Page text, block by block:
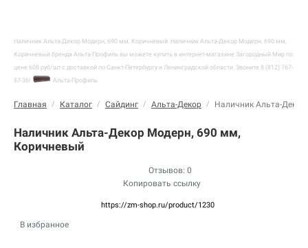
Наличник Альта-Декор Модерн, 690 мм, Коричневый Наличник Альта-Декор Модерн, 690 мм,
Коричневый бренда Альта-Профиль вы можете купить в интернет-магазине Загородный Мир по
цене 608 руб/шт с доставкой по Санкт-Петербургу и Ленинградской области. Звоните 8 (812) 767-
87-36!
Альта-Профиль
Главная / Каталог / Сайдинг / Альта-Декор / Наличник Альта-
Наличник Альта-Декор Модерн, 690 мм,
Коричневый
Отзывов: 0
Копировать ссылку
https://zm-shop.ru/product/1230
В избранное